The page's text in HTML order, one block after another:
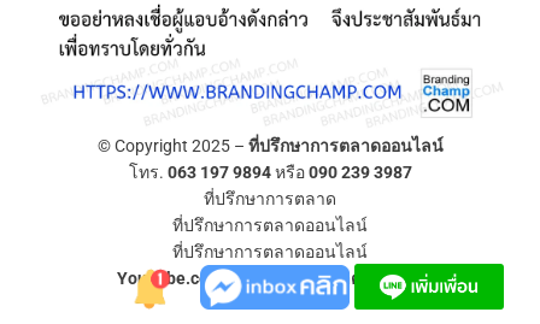
© Copyright 2025 – ที่ปรึกษาการตลาดออนไลน์
โทร. 063 197 9894หรือ090 239 3987
ที่ปรึกษาการตลาด
ที่ปรึกษาการตลาดออนไลน์
ที่ปรึกษาการตลาดออนไลน์
YouTube.com/ที่ปรึกษาการตลาดออนไลน์